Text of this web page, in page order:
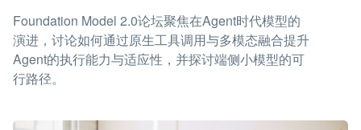
Foundation Model 2.0论坛聚焦在Agent时代模型的
演进，讨论如何通过原生工具调用与多模态融合提升
Agent的执行能力与适应性，并探讨端侧小模型的可
行路径。